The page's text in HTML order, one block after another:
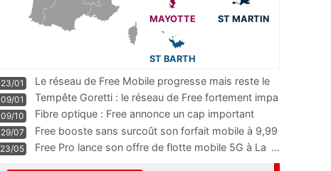
MAYOTTE ST MARTIN
ST BARTH
23/01
Le réseau de Free Mobile progresse mais reste le
m
...
09/01
Tempête Goretti : le réseau de Free fortement impa
09/10
Fibre optique : Free annonce un cap important
pass
...
29/07
Free booste sans surcoût son forfait mobile à 9,99
23/05 Free Pro lance son offre de flotte mobile 5G à La ...